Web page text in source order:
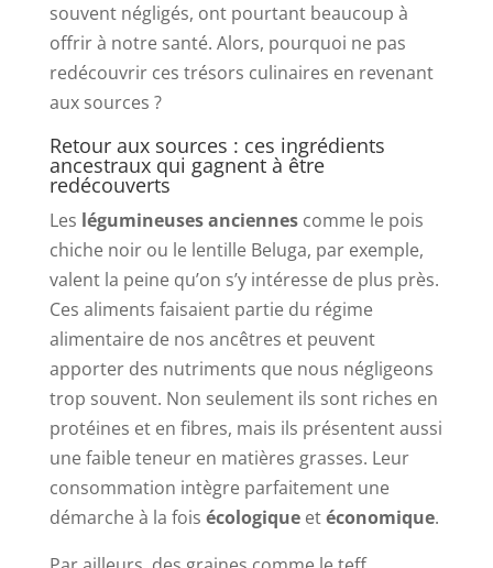
souvent négligés, ont pourtant beaucoup à
offrir à notre santé. Alors, pourquoi ne pas
redécouvrir ces trésors culinaires en revenant
aux sources ?
Retour aux sources : ces ingrédients
ancestraux qui gagnent à être
redécouverts
Les légumineuses anciennescomme le pois
chiche noir ou le lentille Beluga, par exemple,
valent la peine qu’on s’y intéresse de plus près.
Ces aliments faisaient partie du régime
alimentaire de nos ancêtres et peuvent
apporter des nutriments que nous négligeons
trop souvent. Non seulement ils sont riches en
protéines et en fibres, mais ils présentent aussi
une faible teneur en matières grasses. Leur
consommation intègre parfaitement une
démarche à la fois écologiqueetéconomique.